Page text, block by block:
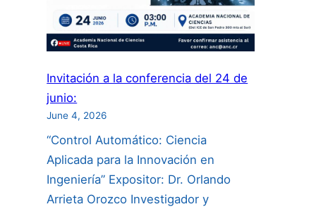
Invitación a la conferencia del 24 de
junio:
June 4, 2026
“Control Automático: Ciencia
Aplicada para la Innovación en
Ingeniería” Expositor: Dr. Orlando
Arrieta Orozco Investigador y